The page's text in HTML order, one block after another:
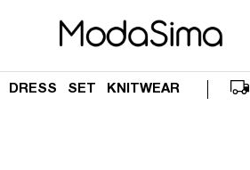
DRESS SET KNITWEAR